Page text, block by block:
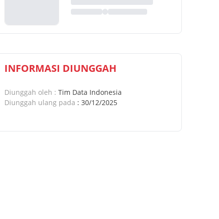
INFORMASI DIUNGGAH
Diunggah oleh : Tim Data Indonesia
Diunggah ulang pada : 30/12/2025